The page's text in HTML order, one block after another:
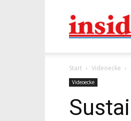
Start Videoecke
Videoecke